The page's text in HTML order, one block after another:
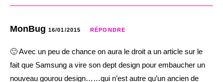
MonBug 16/01/2015 RÉPONDRE
🙂 Avec un peu de chance on aura le droit a un article sur le
fait que Samsung a vire son dept design pour embaucher un
nouveau gourou design……qui n’est autre qu’un ancien de